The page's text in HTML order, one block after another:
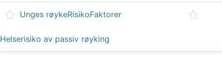
Unges røykeRisikoFaktorer
Helserisiko av passiv røyking